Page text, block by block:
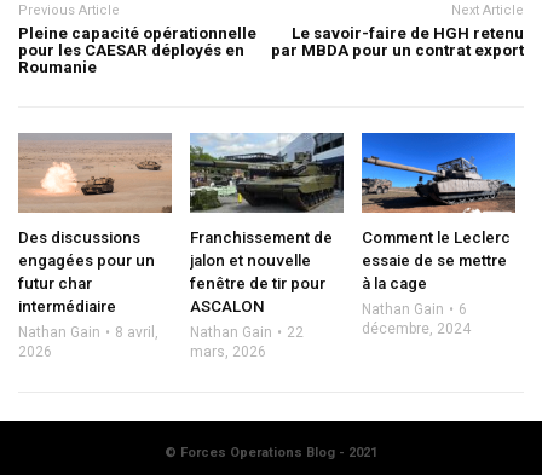
Previous Article
Pleine capacité opérationnelle
pour les CAESAR déployés en
Roumanie
Next Article
Le savoir-faire de HGH retenu
par MBDA pour un contrat export
Des discussions
engagées pour un
futur char
intermédiaire
Nathan Gain
8 avril,
2026
Franchissement de
jalon et nouvelle
fenêtre de tir pour
ASCALON
Nathan Gain
22
mars, 2026
Comment le Leclerc
essaie de se mettre
à la cage
Nathan Gain
6
décembre, 2024
© Forces Operations Blog - 2021